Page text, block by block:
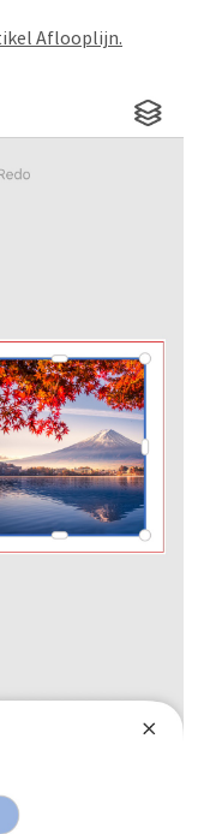
Aflooplijn.